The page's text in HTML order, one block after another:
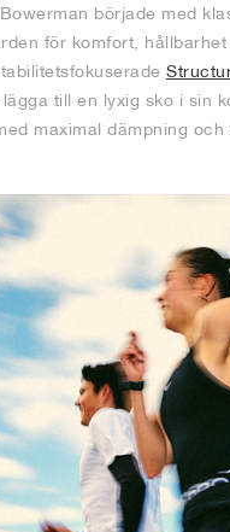
började med
för komfort,
till en lyxig sko i sin
maximal dämpning